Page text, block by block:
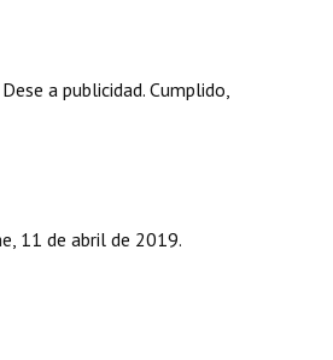
ORGÁNICA
a publicidad. Cumplido,
11 de abril de 2019.